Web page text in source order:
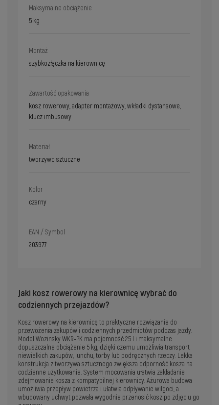
Maksymalne obciążenie
5 kg
Montaż
szybkozłączka na kierownicę
Zawartość opakowania
kosz rowerowy, adapter montażowy, wkładki dystansowe,
klucz imbusowy
Materiał
tworzywo sztuczne
Kolor
czarny
EAN / Symbol
203977
Jaki kosz rowerowy na kierownicę wybrać do
codziennych przejazdów?
Kosz rowerowy na kierownicę to praktyczne rozwiązanie do
przewożenia zakupów i codziennych przedmiotów podczas jazdy.
Model Wozinsky WKR-PK ma pojemność 25 l i maksymalne
dopuszczalne obciążenie 5 kg, dzięki czemu umożliwia transport
niewielkich zakupów, lunchu, torby lub podręcznych rzeczy. Lekka
konstrukcja z tworzywa sztucznego zwiększa odporność kosza na
codzienne użytkowanie. System mocowania ułatwia zakładanie i
zdejmowanie kosza z kompatybilnej kierownicy. Ażurowa budowa
umożliwia przepływ powietrza i ułatwia odpływanie wilgoci, a
wbudowany uchwyt pozwala wygodnie przenosić kosz po zdjęciu go